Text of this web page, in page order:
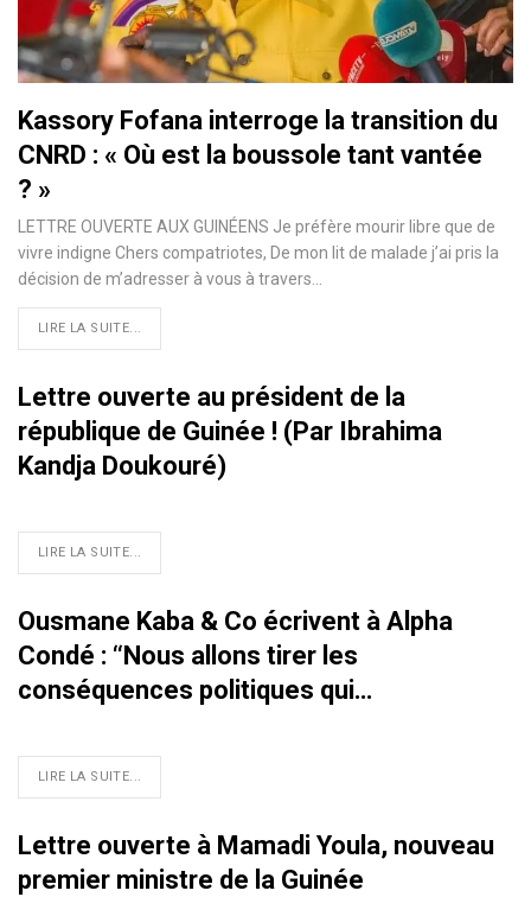
Kassory Fofana interroge la transition du
CNRD : « Où est la boussole tant vantée
? »
LETTRE OUVERTE AUX GUINÉENS Je préfère mourir libre que de
vivre indigne Chers compatriotes, De mon lit de malade j’ai pris la
décision de m’adresser à vous à travers…
LIRE LA SUITE...
Lettre ouverte au président de la
république de Guinée ! (Par Ibrahima
Kandja Doukouré)
LIRE LA SUITE...
Ousmane Kaba & Co écrivent à Alpha
Condé : ‘‘Nous allons tirer les
conséquences politiques qui…
LIRE LA SUITE...
Lettre ouverte à Mamadi Youla, nouveau
premier ministre de la Guinée